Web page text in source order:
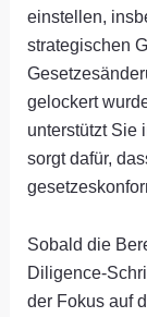
einstellen,
strategischen
gelockert
unterstützt Sie
sorgt dafür,
Sobald die
Diligence-
der Fokus auf